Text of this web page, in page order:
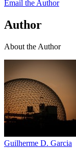
Email the Author
Author
About the Author
Guilherme D. Garcia